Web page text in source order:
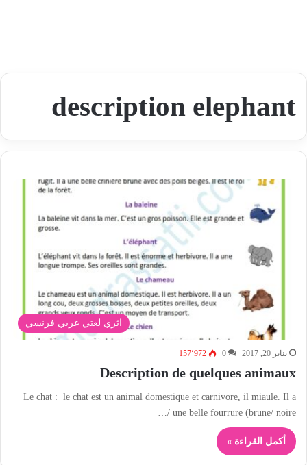
description elephant
اثري لغتي عربي فرنسي
يناير 20, 2017 0 157٬972
Description de quelques animaux
Le chat : le chat est un animal domestique et carnivore, il miaule. Il a
une belle fourrure (brune/ noire /…
أكمل القراءة »